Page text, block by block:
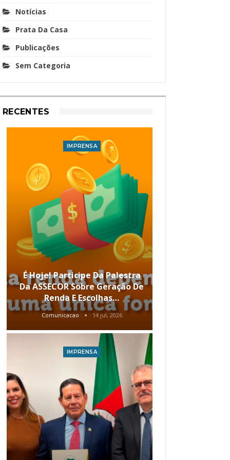
Notícias
Prata Da Casa
Publicações
Sem Categoria
RECENTES
IMPRENSA
É Hoje! Participe Da Palestra
Da ASSECOR Sobre Geração De
Renda E Escolhas…
Comunicacao 14 jul, 2026
IMPRENSA